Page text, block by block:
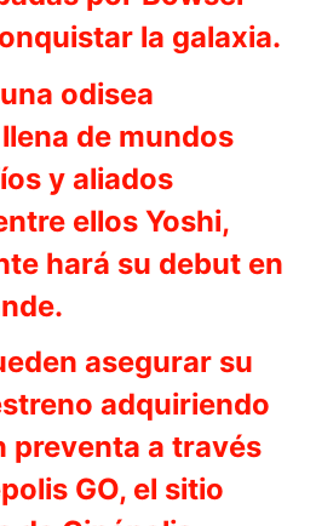
la galaxia.
odisea
de mundos
y aliados
ellos Yoshi,
hará su debut en
asegurar su
adquiriendo
preventa a través
GO, el sitio